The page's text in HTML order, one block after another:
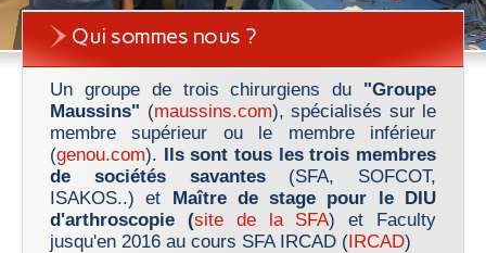
Qui sommes nous ?
Un groupe de trois chirurgiens du "Groupe
Maussins" (maussins.com), spécialisés sur le
membre supérieur ou le membre inférieur
(genou.com). Ils sont tous les trois membres
de sociétés savantes (SFA, SOFCOT,
ISAKOS..) et Maître de stage pour le DIU
d'arthroscopie (site de la SFA) et Faculty
jusqu'en 2016 au cours SFA IRCAD (IRCAD)